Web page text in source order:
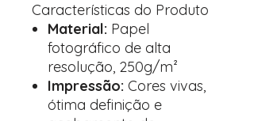
Características do Produto
Material: Papel
fotográfico de alta
resolução, 250g/m²
Impressão: Cores vivas,
ótima definição e